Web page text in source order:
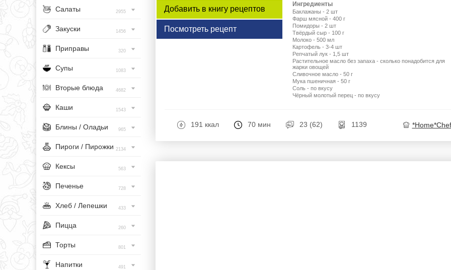
Салаты 2955
Закуски 1456
Приправы 320
Супы 1083
Вторые блюда 4682
Каши 1543
Блины / Оладьи 965
Пироги / Пирожки 2134
Кексы 563
Печенье 728
Хлеб / Лепешки 433
Пицца 260
Торты 801
Напитки 491
Добавить в книгу рецептов
Посмотреть рецепт
Ингредиенты
Баклажаны - 2 шт
Фарш мясной - 400 г
Помидоры - 2 шт
Твёрдый сыр - 100 г
Молоко - 500 мл
Картофель - 3-4 шт
Репчатый лук - 1,5 шт
Растительное масло без запаха - сколько понадобится для
жарки овощей
Сливочное масло - 50 г
Мука пшеничная - 50 г
Соль - по вкусу
Чёрный молотый перец - по вкусу
191 ккал 70 мин 23 (62) 1139